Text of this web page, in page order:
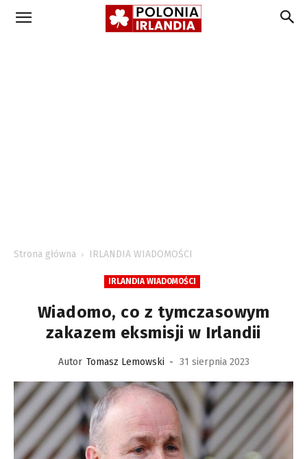
Strona główna IRLANDIA WIADOMOŚCI
IRLANDIA WIADOMOŚCI
Wiadomo, co z tymczasowym
zakazem eksmisji w Irlandii
Autor Tomasz Lemowski - 31 sierpnia 2023